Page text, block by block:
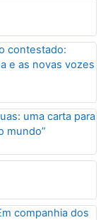
contestado:
e as novas vozes
uma carta para
mundo”
companhia dos